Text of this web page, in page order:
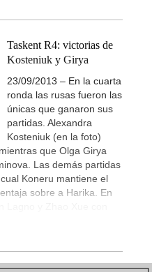
Taskent R4: victorias de
Kosteniuk y Girya
23/09/2013 – En la cuarta
ronda las rusas fueron las
únicas que ganaron sus
partidas. Alexandra
Kosteniuk (en la foto)
que Olga Girya
Las demás partidas
Koneru mantiene el
sobre a Harika. En